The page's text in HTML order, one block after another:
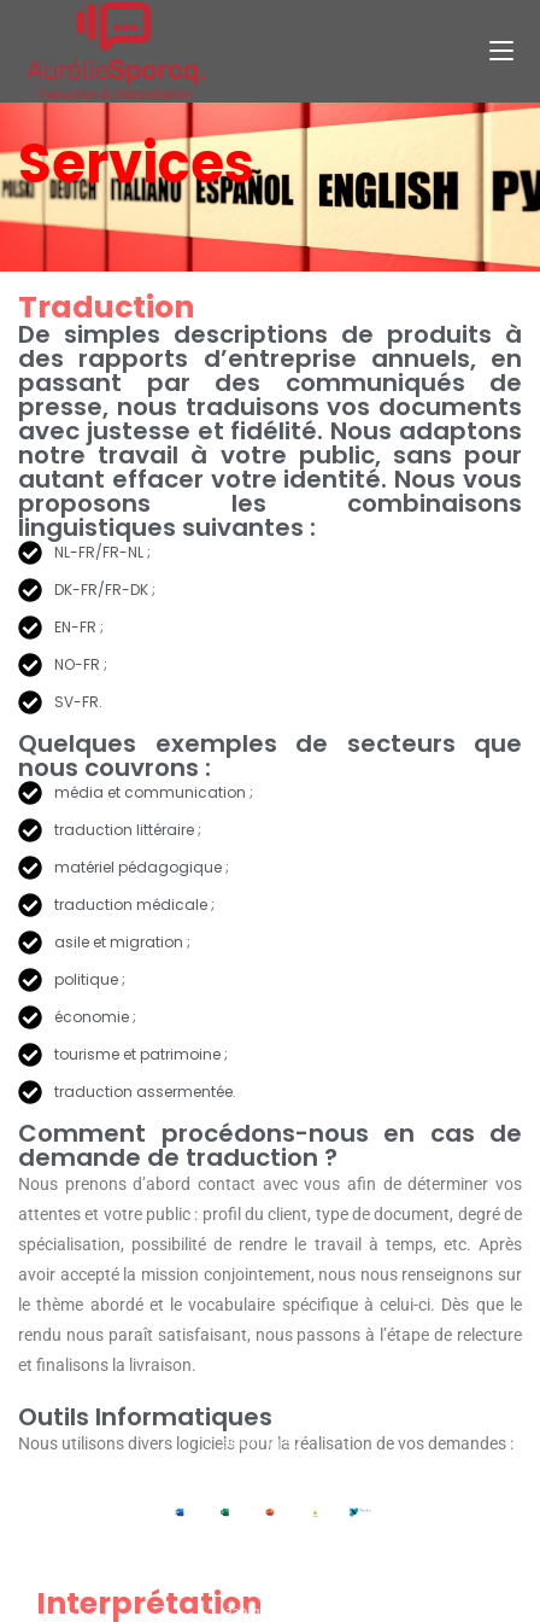
Services
Traduction
De simples descriptions de produits à
des rapports d’entreprise annuels, en
passant par des communiqués de
presse, nous traduisons vos documents
avec justesse et fidélité. Nous adaptons
notre travail à votre public, sans pour
autant effacer votre identité. Nous vous
proposons les combinaisons
linguistiques suivantes :
NL-FR/FR-NL ;
DK-FR/FR-DK ;
EN-FR ;
NO-FR ;
SV-FR.
Quelques exemples de secteurs que
nous couvrons :
média et communication ;
traduction littéraire ;
matériel pédagogique ;
traduction médicale ;
asile et migration ;
politique ;
économie ;
tourisme et patrimoine ;
traduction assermentée.
Comment procédons-nous en cas de
demande de traduction ?
Nous prenons d’abord contact avec vous afin de déterminer vos
attentes et votre public : profil du client, type de document, degré de
spécialisation, possibilité de rendre le travail à temps, etc. Après
avoir accepté la mission conjointement, nous nous renseignons sur
le thème abordé et le vocabulaire spécifique à celui-ci. Dès que le
rendu nous paraît satisfaisant, nous passons à l’étape de relecture
et finalisons la livraison.
Outils Informatiques
Nous utilisons divers logiciels pour la réalisation de vos demandes :
Interprétation
Le principe
si ce n’est